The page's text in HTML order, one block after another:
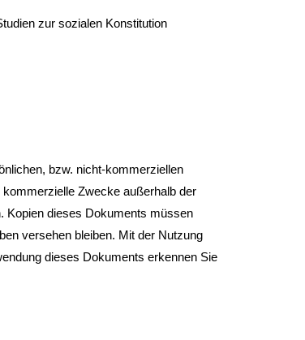
zur sozialen Konstitution
bzw. nicht-kommerziellen
Zwecke außerhalb der
Kopien dieses Dokuments müssen
versehen bleiben. Mit der Nutzung
dieses Dokuments erkennen Sie